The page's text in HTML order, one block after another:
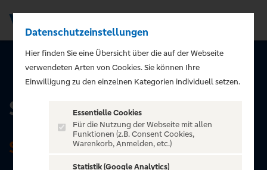
ZURÜCK ZUR STARTSEITE
Schräglage Stuttgart
STUTTGART
Datenschutzeinstellungen
Hier finden Sie eine Übersicht über die auf der Webseite
verwendeten Arten von Cookies. Sie können Ihre
Einwilligung zu den einzelnen Kategorien individuell setzen.
Essentielle Cookies
Für die Nutzung der Webseite mit allen
Funktionen (z.B. Consent Cookies,
Warenkorb, Anmelden, etc.)
Statistik (Google Analytics)